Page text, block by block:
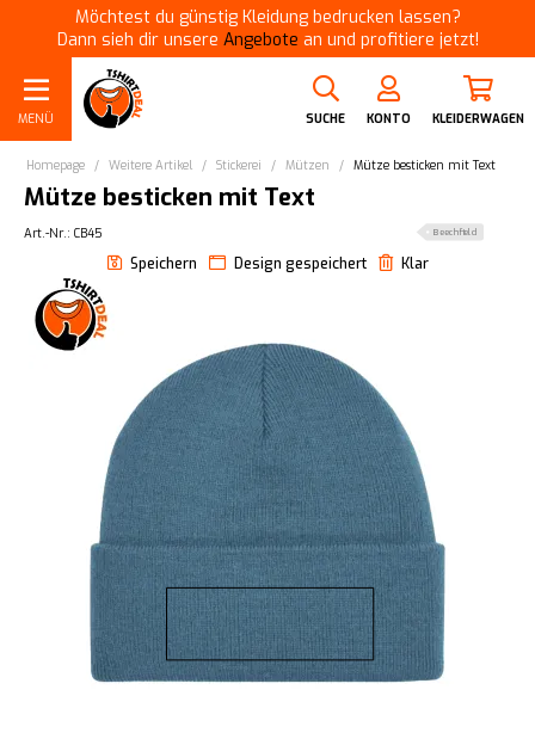
Möchtest du günstig Kleidung bedrucken lassen?
Dann sieh dir unsere Angebote an und profitiere jetzt!
MENÜ SUCHE KONTO KLEIDERWAGEN
Homepage / Weitere Artikel / Stickerei / Mützen / Mütze besticken mit Text
Mütze besticken mit Text
Beechfield
Art.-Nr.: CB45
Speichern Design gespeichert Klar